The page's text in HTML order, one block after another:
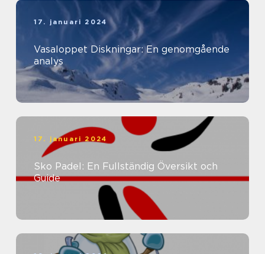
17. januari 2024
Vasaloppet Diskningar: En genomgående
analys
17. januari 2024
Sko Padel: En Fullständig Översikt och
Guide